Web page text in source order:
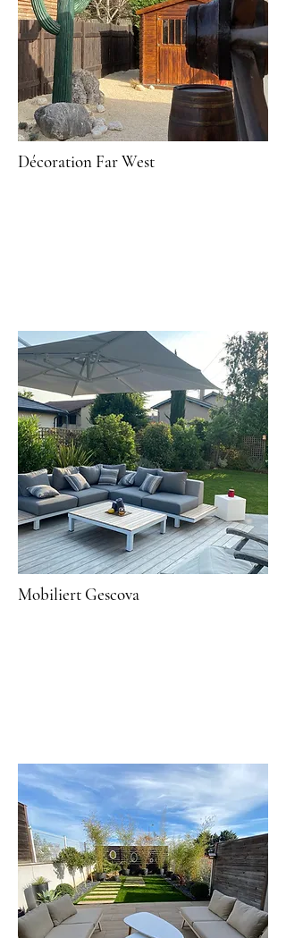
Décoration Far West
Mobiliert Gescova